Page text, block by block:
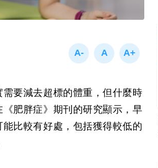
要減去超標的體重，但什麼時
肥胖症》期刊的研究顯示，早
比較有好處，包括獲得較低的